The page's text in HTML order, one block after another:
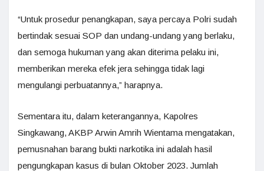
“Untuk prosedur penangkapan, saya percaya Polri sudah
bertindak sesuai SOP dan undang-undang yang berlaku,
dan semoga hukuman yang akan diterima pelaku ini,
memberikan mereka efek jera sehingga tidak lagi
mengulangi perbuatannya,” harapnya.
Sementara itu, dalam keterangannya, Kapolres
Singkawang, AKBP Arwin Amrih Wientama mengatakan,
pemusnahan barang bukti narkotika ini adalah hasil
pengungkapan kasus di bulan Oktober 2023. Jumlah